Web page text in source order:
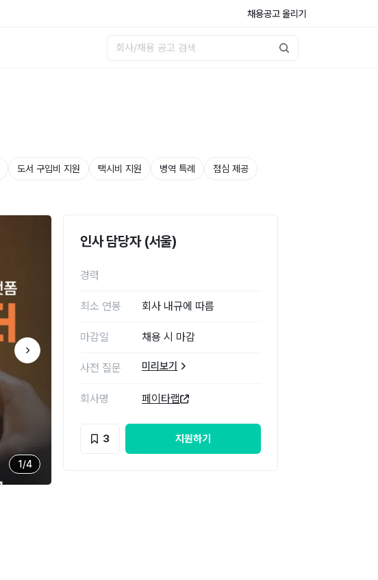
채용공고 올리기
도서 구입비 지원 택시비 지원 병역 특례 점심 제공
1/4
인사 담당자 (서울)
경력
최소 연봉 회사 내규에 따름
마감일 채용 시 마감
사전 질문 미리보기
회사명 페이타랩
3 지원하기